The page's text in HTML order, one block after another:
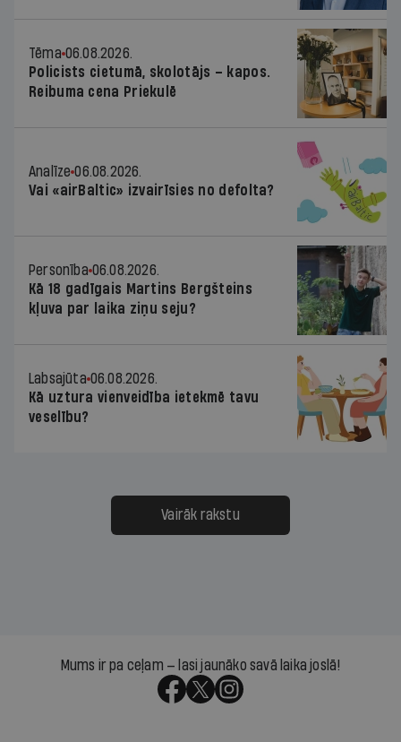
Tēma 06.08.2026.
Policists cietumā, skolotājs – kapos.
Reibuma cena Priekulē
Analīze 06.08.2026.
Vai «airBaltic» izvairīsies no defolta?
Personība 06.08.2026.
Kā 18 gadīgais Martins Bergšteins
kļuva par laika ziņu seju?
Labsajūta 06.08.2026.
Kā uztura vienveidība ietekmē tavu
veselību?
Vairāk rakstu
Mums ir pa ceļam — lasi jaunāko savā laika joslā!